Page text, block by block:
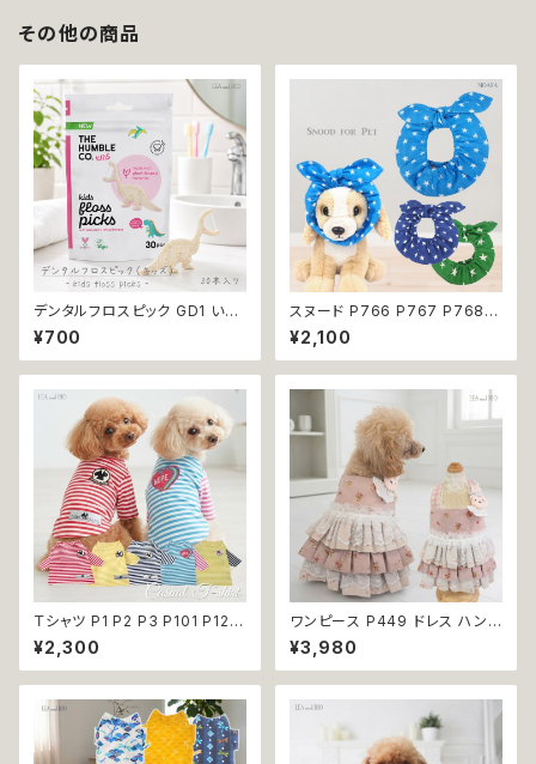
その他の商品
デンタルフロスピック GD1 いち
ごフレーバーデンタルフロス TH
E HUMBLE CO. 30本入り い
ちごフレーバー 恐竜 フロス 歯
¥700
スヌード P766 P767 P768
カチューシャ うさ耳 たれ耳 うさ
みみ ドッグウェア ドッグ ウェア
ドッグウエア 犬 猫 ペット 服 犬
犬 濡れ防止 汚れ防止 返品交換
不可
¥2,100
Ｔシャツ P1 P2 P3 P101 P123
ボーダー 春夏 春服 ドッグウェ
ア ドックウェア 犬の服 春 夏 ド
ッグウエア バイカラー マリン ド
犬服 小型犬 マリン スタイル リ
ンク コーデ おしゃれ 返品交換
不可
¥2,300
ワンピース P449 ドレス ハンド
メイド コットン うさぎ ラビット
花 小花 ピンク ドックウェア 犬
用 服 犬服 猫服 犬の服 猫の服
服 犬の洋服 洋服 小型犬 中型
犬 おしゃれ かわいい 可愛い 返
品交換不可
¥3,980